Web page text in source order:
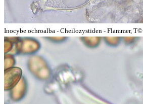
Inocybe ochroalba - Cheilozystiden - Flammer, T©